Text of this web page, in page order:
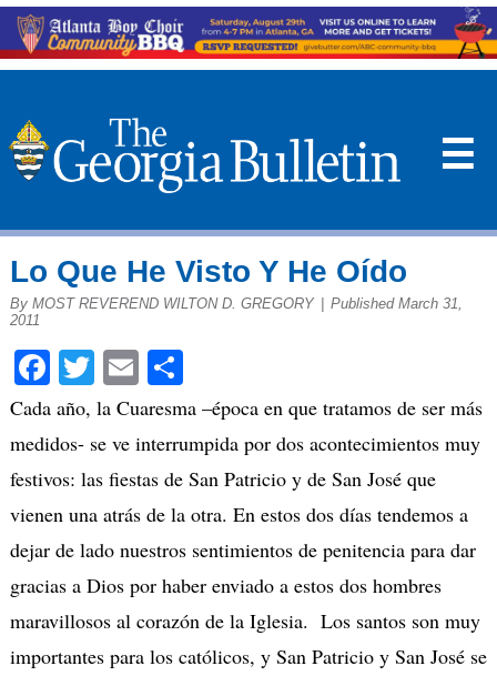
☰
Lo Que He Visto Y He Oído
By MOST REVEREND WILTON D. GREGORY
Published March 31,
2011
Facebook
Twitter
EmailShare
Cada año, la Cuaresma –época en que tratamos de ser más
medidos- se ve interrumpida por dos acontecimientos muy
festivos: las fiestas de San Patricio y de San José que
vienen una atrás de la otra. En estos dos días tendemos a
dejar de lado nuestros sentimientos de penitencia para dar
gracias a Dios por haber enviado a estos dos hombres
maravillosos al corazón de la Iglesia. Los santos son muy
importantes para los católicos, y San Patricio y San José se